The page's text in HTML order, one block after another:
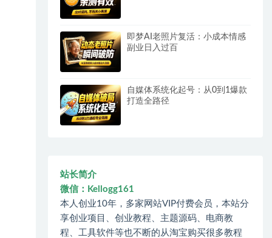
即梦AI老照片复活：小成本情感
副业日入过百
自媒体系统化起号：从0到1爆款
打造全路径
站长简介
微信：Kellogg161
本人创业10年，多家网站VIP付费会员，本站分
享创业项目、创业教程、主题源码、电商教
程、工具软件等也不断的从淘宝购买很多教程